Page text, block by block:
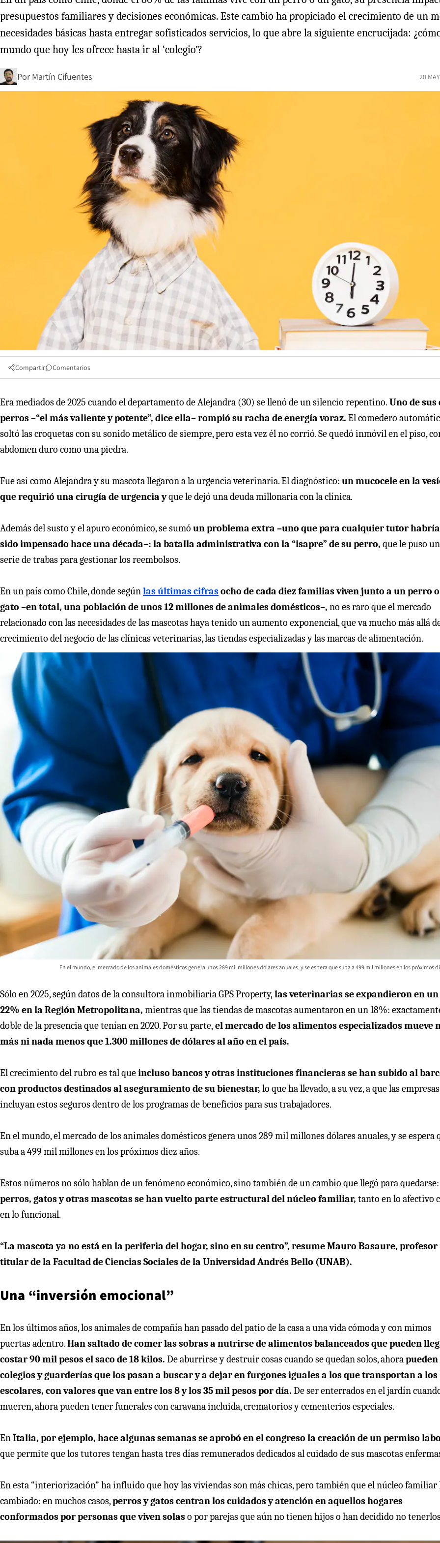
presupuestos familiares y decisiones económicas. Este cambio ha propiciado el crecimiento de un
necesidades básicas hasta entregar sofisticados servicios, lo que abre la siguiente encrucijada:
mundo que hoy les ofrece hasta ir al ‘colegio’?
Por Martín Cifuentes 20
Compartir Comentarios
Era mediados de 2025 cuando el departamento de Alejandra (30) se llenó de un silencio repentino. Uno de sus
perros –“el más valiente y potente”, dice ella– rompió su racha de energía voraz. El comedero
soltó las croquetas con su sonido metálico de siempre, pero esta vez él no corrió. Se quedó inmóvil en el piso,
abdomen duro como una piedra.
Fue así como Alejandra y su mascota llegaron a la urgencia veterinaria. El diagnóstico: un mucocele en la
que requirió una cirugía de urgencia yque le dejó una deuda millonaria con la clínica.
Además del susto y el apuro económico, se sumó un problema extra –uno que para cualquier tutor habría
sido impensado hace una década–: la batalla administrativa con la “isapre” de su perro, que le puso
serie de trabas para gestionar los reembolsos.
En un país como Chile, donde segúnlas últimas cifrasocho de cada diez familias viven junto a un perro
gato –en total, una población de unos 12 millones de animales domésticos–, no es raro que el mercado
relacionado con las necesidades de las mascotas haya tenido un aumento exponencial, que va mucho más allá
crecimiento del negocio de las clínicas veterinarias, las tiendas especializadas y las marcas de alimentación.
En el mundo, el mercado de los animales domésticos genera unos 289 mil millones dólares anuales, y se espera que suba a 499 mil millones en los próximos
Sólo en 2025, según datos de la consultora inmobiliaria GPS Property,las veterinarias se expandieron en un
22% en la Región Metropolitana, mientras que las tiendas de mascotas aumentaron en un 18%:
doble de la presencia que tenían en 2020. Por su parte,el mercado de los alimentos especializados mueve
más ni nada menos que 1.300 millones de dólares al año en el país.
El crecimiento del rubro es tal queincluso bancos y otras instituciones financieras se han subido al
con productos destinados al aseguramiento de su bienestar, lo que ha llevado, a su vez, a que las empresas
incluyan estos seguros dentro de los programas de beneficios para sus trabajadores.
En el mundo, el mercado de los animales domésticos genera unos 289 mil millones dólares anuales, y se espera
suba a 499 mil millones en los próximos diez años.
Estos números no sólo hablan de un fenómeno económico, sino también de un cambio que llegó para quedarse:
perros, gatos y otras mascotas se han vuelto parte estructural del núcleo familiar, tanto en lo afectivo
en lo funcional.
“La mascota ya no está en la periferia del hogar, sino en su centro”, resume Mauro Basaure, profesor
titular de la Facultad de Ciencias Sociales de la Universidad Andrés Bello (UNAB).
Una “inversión emocional”
En los últimos años, los animales de compañía han pasado del patio de la casa a una vida cómoda y con mimos
puertas adentro.Han saltado de comer las sobras a nutrirse de alimentos balanceados que pueden
costar 90 mil pesos el saco de 18 kilos. De aburrirse y destruir cosas cuando se quedan solos, ahora
colegios y guarderías que los pasan a buscar y a dejar en furgones iguales a los que transportan a los
escolares, con valores que van entre los 8 y los 35 mil pesos por día. De ser enterrados en el jardín
mueren, ahora pueden tener funerales con caravana incluida, crematorios y cementerios especiales.
EnItalia, por ejemplo, hace algunas semanas se aprobó en el congreso la creación de un permiso
que permite que los tutores tengan hasta tres días remunerados dedicados al cuidado de sus mascotas
En esta “interiorización” ha influido que hoy las viviendas son más chicas, pero también que el núcleo familiar
cambiado: en muchos casos,perros y gatos centran los cuidados y atención en aquellos hogares
conformados por personas que viven solaso por parejas que aún no tienen hijos o han decidido no